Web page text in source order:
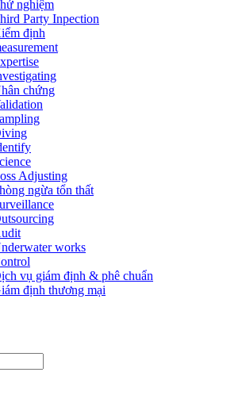
nghiệm
Party Inpection
định
chứng
Adjusting
ngừa tổn thất
works
vụ giám định & phê chuẩn
định thương mại